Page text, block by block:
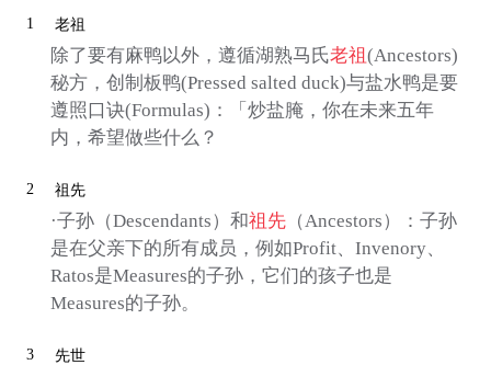
1 老祖
除了要有麻鸭以外，遵循湖熟马氏老祖 (Ancestors)
秘方，创制板鸭(Pressed salted duck)与盐水鸭是要
遵照口诀(Formulas)：「炒盐腌，你在未来五年
内，希望做些什么？
2 祖先
·子孙（Descendants）和祖先（Ancestors）：子孙
是在父亲下的所有成员，例如Profit、Invenory、
Ratos是Measures的子孙，它们的孩子也是
Measures的子孙。
3 先世